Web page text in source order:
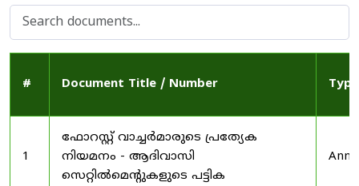
# Document Title / Number Type
1
ഫോറസ്റ്റ് വാച്ചർമാരുടെ പ്രത്യേക
നിയമനം - ആദിവാസി
സെറ്റിൽമെന്റുകളുടെ പട്ടിക